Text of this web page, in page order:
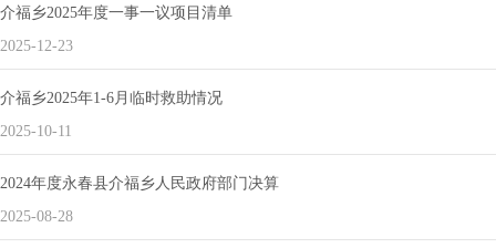
2025-12-23
介福乡2025年度一事一议项目清单
2025-10-11
介福乡2025年1-6月临时救助情况
2025-08-28
2024年度永春县介福乡人民政府部门决算